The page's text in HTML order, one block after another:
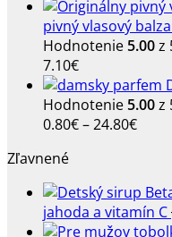
pivný vlasový
Hodnotenie 5.00z
7.10€
Hodnotenie 5.00z
0.80€–24.80€Price
Zľavnené
jahoda a vitamín C